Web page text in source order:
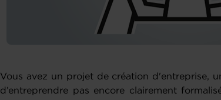
Vous avez un projet de création d'entreprise,
d’entreprendre pas encore clairement